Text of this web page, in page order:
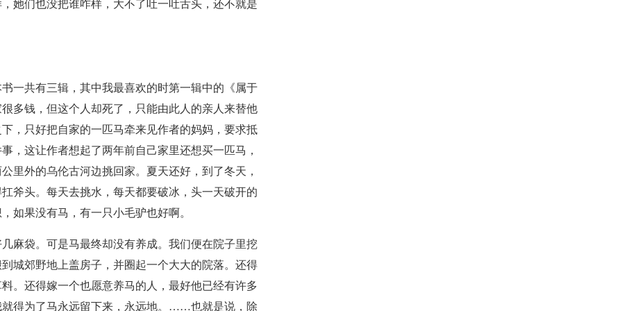
她们也没把谁咋样，大不了吐一吐舌头，还不就是
一共有三辑，其中我最喜欢的时第一辑中的《属于
多钱，但这个人却死了，只能由此人的亲人来替他
，只好把自家的一匹马牵来见作者的妈妈，要求抵
，这让作者想起了两年前自己家里还想买一匹马，
里外的乌伦古河边挑回家。夏天还好，到了冬天，
斧头。每天去挑水，每天都要破冰，头一天破开的
如果没有马，有一只小毛驴也好啊。
麻袋。可是马最终却没有养成。我们便在院子里挖
城郊野地上盖房子，并圈起一个大大的院落。还得
。还得嫁一个也愿意养马的人，最好他已经有许多
得为了马永远留下来，永远地。……也就是说，除